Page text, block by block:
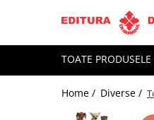
Toate Produsele
CARTI EDITURA DHARANA
OFERTE LA PACHET
Carti cu AUTOGRAF
TOATE PRODUSELE
Home / Diverse /